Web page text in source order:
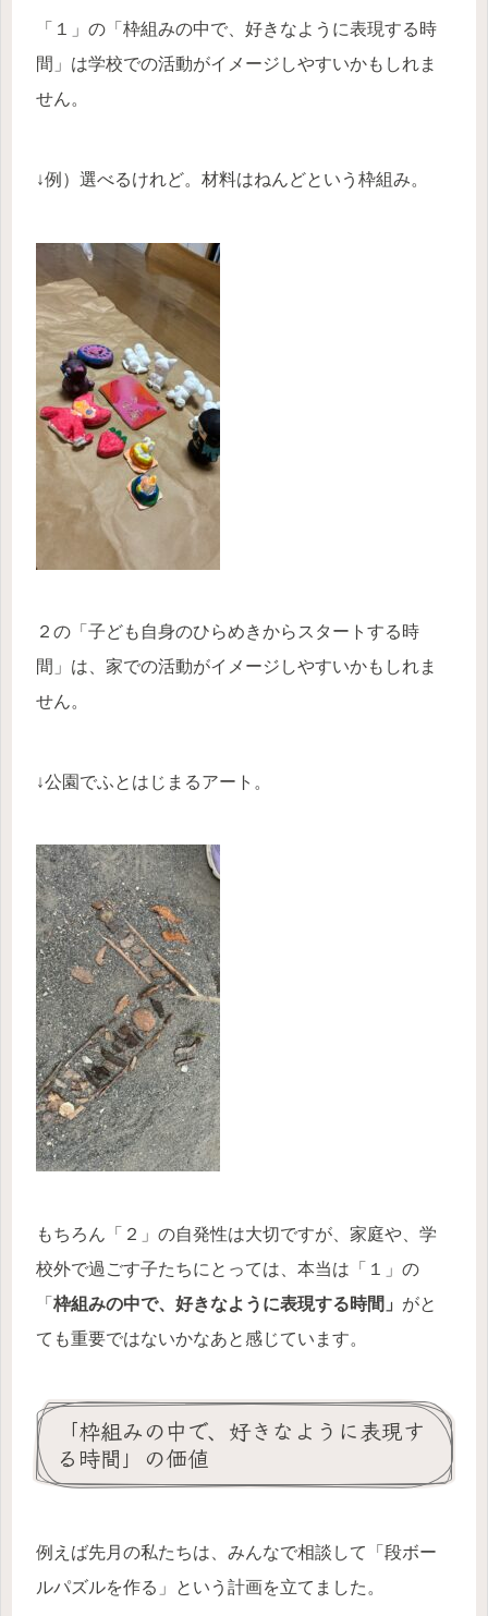
「１」の「枠組みの中で、好きなように表現する時
間」は学校での活動がイメージしやすいかもしれま
せん。
↓例）選べるけれど。材料はねんどという枠組み。
２の「子ども自身のひらめきからスタートする時
間」は、家での活動がイメージしやすいかもしれま
せん。
↓公園でふとはじまるアート。
もちろん「２」の自発性は大切ですが、家庭や、学
校外で過ごす子たちにとっては、本当は「１」の
「 枠組みの中で、好きなように表現する時間」 がと
ても重要ではないかなあと感じています。
「枠組みの中で、好きなように表現す
る時間」の価値
例えば先月の私たちは、みんなで相談して「段ボー
ルパズルを作る」という計画を立てました。